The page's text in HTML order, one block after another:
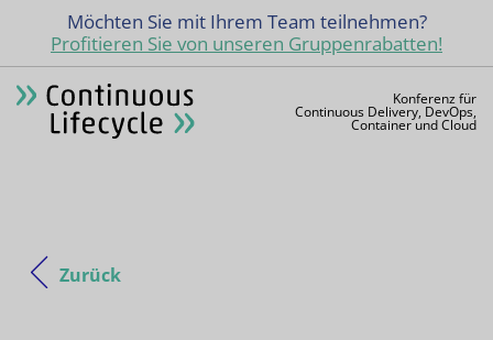
Möchten Sie mit Ihrem Team teilnehmen?
Profitieren Sie von unseren Gruppenrabatten!
Konferenz für
Continuous Delivery, DevOps,
Container und Cloud
Zurück